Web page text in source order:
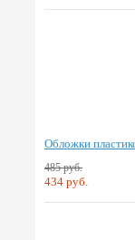
Обложки
485 руб.
434 руб.